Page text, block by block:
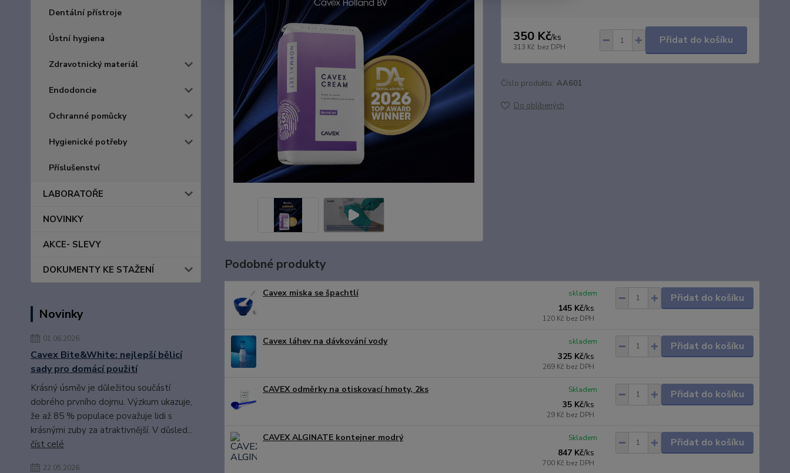
Dentální přístroje
Ústní hygiena
Zdravotnický materiál
Endodoncie
Ochranné pomůcky
Hygienické potřeby
Příslušenství
LABORATOŘE
NOVINKY
AKCE- SLEVY
DOKUMENTY KE STAŽENÍ
Novinky
01.06.2026
Cavex Bite&White: nejlepší bělicí
sady pro domácí použití
Krásný úsměv je důležitou součástí
dobrého prvního dojmu. Výzkum ukazuje,
že až 85 % populace považuje lidi s
krásnými zuby za atraktivnější. V důsled...
číst celé
22.05.2026
350 Kč/ks
313 Kč bez DPH
Přidat do košíku
Číslo produktu: AA601
Do oblíbených
Podobné produkty
Cavex miska se špachtlí
145 Kč/ks
120 Kč bez DPH
skladem Přidat do košíku
Cavex láhev na dávkování vody
325 Kč/ks
269 Kč bez DPH
skladem Přidat do košíku
CAVEX odměrky na otiskovací hmoty, 2ks
35 Kč/ks
29 Kč bez DPH
Skladem Přidat do košíku
CAVEX ALGINATE kontejner modrý
847 Kč/ks
700 Kč bez DPH
Skladem Přidat do košíku